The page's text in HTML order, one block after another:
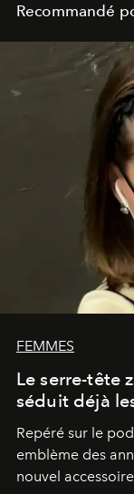
Recommandé
FEMMES
Le serre-tête
séduit déjà
Repéré sur le
emblème des
nouvel